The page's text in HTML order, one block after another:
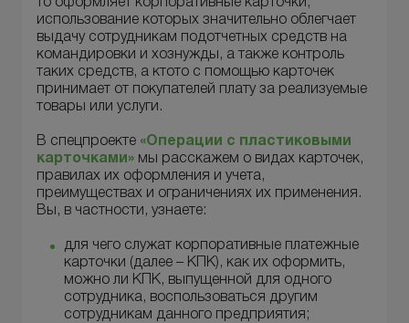
то оформляет корпоративные карточки,
использование которых значительно облегчает
выдачу сотрудникам подотчетных средств на
командировки и хознужды, а также контроль
таких средств, а ктото c помощью карточек
принимает от покупателей плату за реализуемые
товары или услуги.
В спецпроекте «Операции с пластиковыми
карточками» мы расскажем о видах карточек,
правилах их оформления и учета,
преимуществах и ограничениях их применения.
Вы, в частности, узнаете:
для чего служат корпоративные платежные
карточки (далее – КПК), как их оформить,
можно ли КПК, выпущенной для одного
сотрудника, воспользоваться другим
сотрудникам данного предприятия;